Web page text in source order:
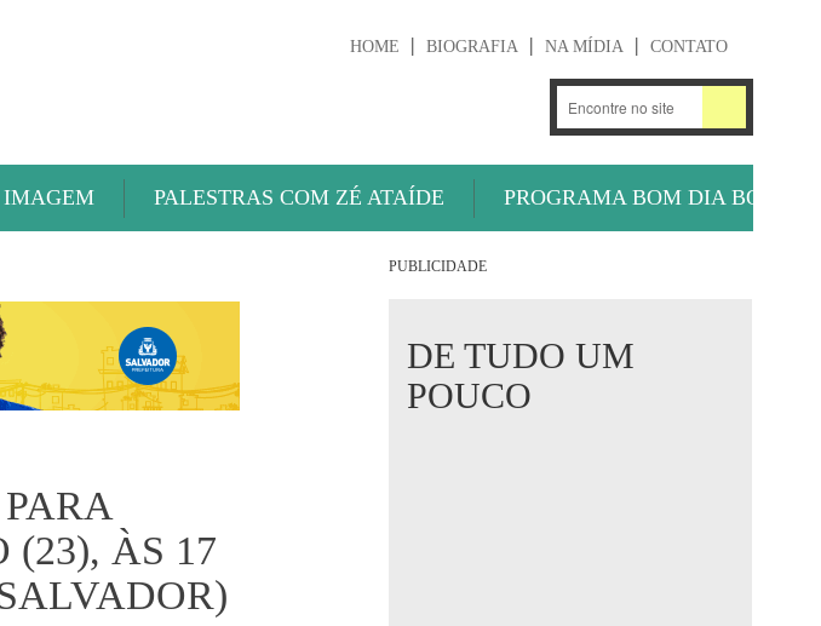
HOME BIOGRAFIA NA MÍDIA CONTATO
IMAGEM PALESTRAS COM ZÉ ATAÍDE PROGRAMA BOM DIA BOLA
(23), ÀS 17
PUBLICIDADE
DE TUDO UM
POUCO